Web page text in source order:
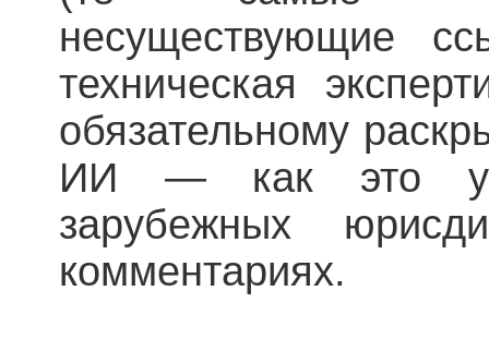
несуществующие
техническая
обязательному
ИИ — как это
зарубежных
комментариях.